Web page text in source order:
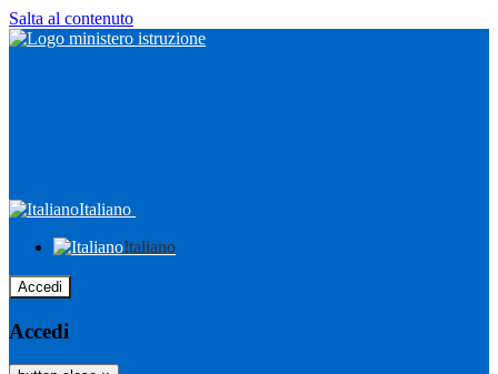
Salta al contenuto
Italiano
Italiano
Accedi
Accedi